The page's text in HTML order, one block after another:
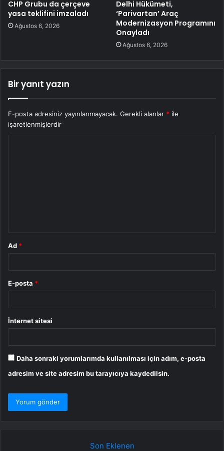
CHP Grubu da çerçeve
yasa teklifini imzaladı
Ağustos 6, 2026
Delhi Hükümeti,
‘Parivartan’ Araç
Modernizasyon Programını
Onayladı
Ağustos 6, 2026
Bir yanıt yazın
E-posta adresiniz yayınlanmayacak. Gerekli alanlar * ile
işaretlenmişlerdir
Ad *
E-posta *
İnternet sitesi
Daha sonraki yorumlarımda kullanılması için adım, e-posta
adresim ve site adresim bu tarayıcıya kaydedilsin.
Son Eklenen